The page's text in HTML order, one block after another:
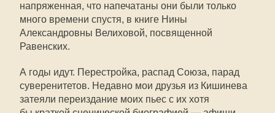
напряженная, что напечатаны они были только
много времени спустя, в книге Нины
Александровны Велиховой, посвященной
Равенских.
А годы идут. Перестройка, распад Союза, парад
суверенитетов. Недавно мои друзья из Кишинева
затеяли переиздание моих пьес с их хотя